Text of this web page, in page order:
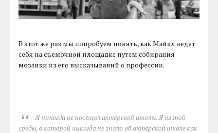
В этот же раз мы попробуем понять, как Майкл ведет
себя на съемочной площадке путем собирания
мозаики из его высказываний о профессии.
Я никогда не посещал актерской школы. Я из той
среды, в которой никогда не знали об актерской школе как